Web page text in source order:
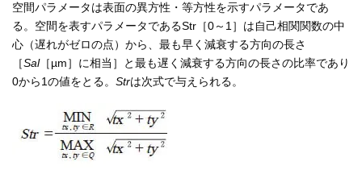
空間パラメータは表面の異方性・等方性を示すパラメータであ
る。空間を表すパラメータであるStr［0～1］は自己相関関数の中
心（遅れがゼロの点）から、最も早く減衰する方向の長さ
［Sal［µm］に相当］と最も遅く減衰する方向の長さの比率であり
0から1の値をとる。 Strは次式で与えられる。